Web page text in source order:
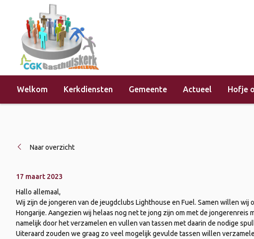
Welkom Kerkdiensten Gemeente Actueel Hofje
Home »Actueel»Actie voor Hongarije
Naar overzicht
17 maart 2023
Hallo allemaal,
Wij zijn de jongeren van de jeugdclubs Lighthouse en Fuel. Samen willen
Hongarije. Aangezien wij helaas nog net te jong zijn om met de
namelijk door het verzamelen en vullen van tassen met daarin de nodige
Uiteraard zouden we graag zo veel mogelijk gevulde tassen willen